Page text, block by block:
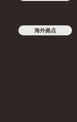
海外拠点